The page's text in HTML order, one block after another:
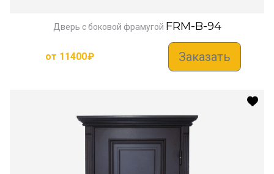
Дверь с боковой фрамугой FRM-B-94
от 11400₽ Заказать